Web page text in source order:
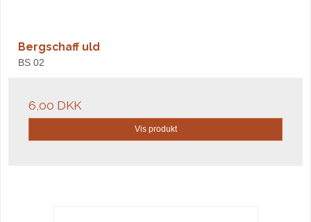
Bergschaff uld
BS 02
6,00 DKK
Vis produkt